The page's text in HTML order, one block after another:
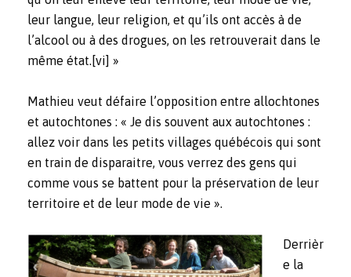
leur langue, leur religion, et qu’ils ont accès à de
l’alcool ou à des drogues, on les retrouverait dans le
même état. [vi] »
Mathieu veut défaire l’opposition entre allochtones
et autochtones : « Je dis souvent aux autochtones :
allez voir dans les petits villages québécois qui sont
en train de disparaitre, vous verrez des gens qui
comme vous se battent pour la préservation de leur
territoire et de leur mode de vie ».
Derrièr
e la